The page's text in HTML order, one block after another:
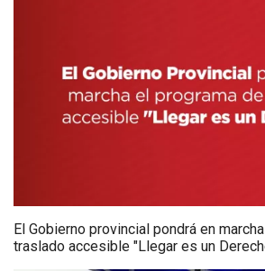
El Gobierno provincial pondrá en
traslado accesible "Llegar es un